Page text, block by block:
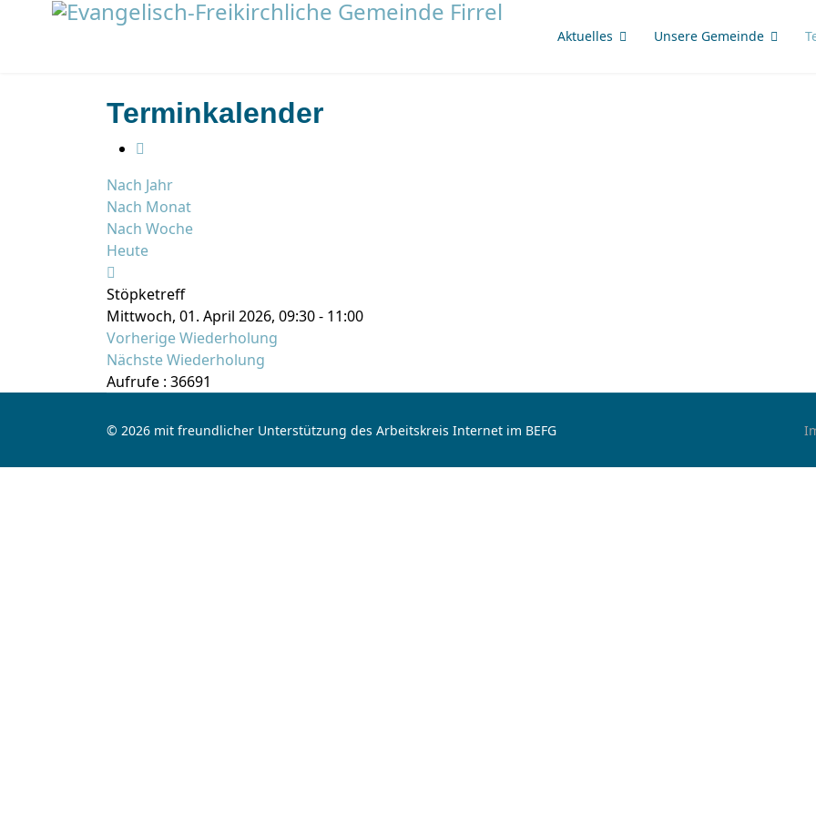
Aktuelles Unsere Gemeinde
Terminkalender
Nach Jahr
Nach Monat
Nach Woche
Heute
Stöpketreff
Mittwoch, 01. April 2026, 09:30 - 11:00
Vorherige Wiederholung
Nächste Wiederholung
Aufrufe : 36691
© 2026 mit freundlicher Unterstützung des Arbeitskreis Internet im BEFG